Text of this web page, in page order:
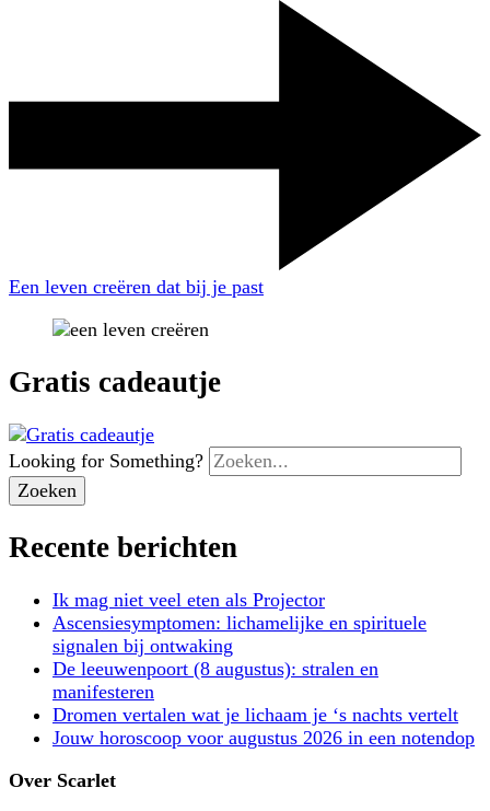
Een leven creëren dat bij je past
Gratis cadeautje
Looking for Something?
Recente berichten
Ik mag niet veel eten als Projector
Ascensiesymptomen: lichamelijke en spirituele
signalen bij ontwaking
De leeuwenpoort (8 augustus): stralen en
manifesteren
Dromen vertalen wat je lichaam je ‘s nachts vertelt
Jouw horoscoop voor augustus 2026 in een notendop
Over Scarlet